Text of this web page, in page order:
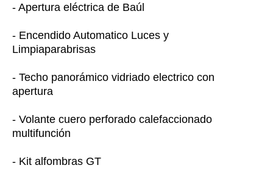
- Apertura eléctrica de Baúl
- Encendido Automatico Luces y
Limpiaparabrisas
- Techo panorámico vidriado electrico con
apertura
- Volante cuero perforado calefaccionado
multifunción
- Kit alfombras GT